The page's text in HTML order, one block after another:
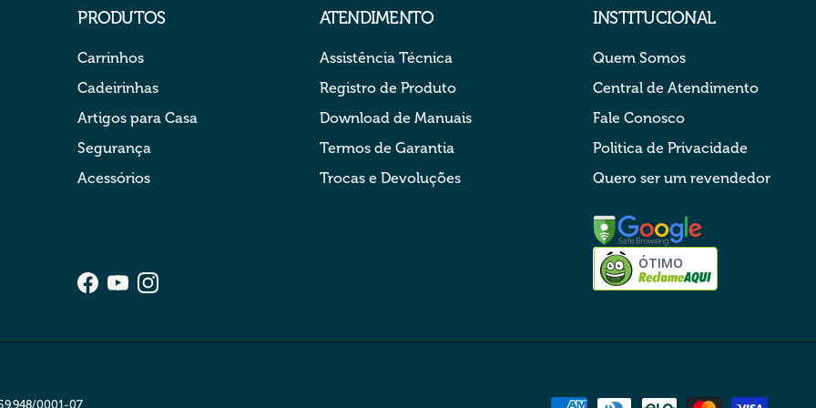
PRODUTOS
Carrinhos
Cadeirinhas
Artigos para Casa
Segurança
Acessórios
Facebook
YouTubeInstagram
ATENDIMENTO
Assistência Técnica
Registro de Produto
Download de Manuais
Termos de Garantia
Trocas e Devoluções
INSTITUCIONAL
Quem Somos
Central de Atendimento
Fale Conosco
Politica de Privacidade
Quero ser um revendedor
ÓTIMO
0001-07